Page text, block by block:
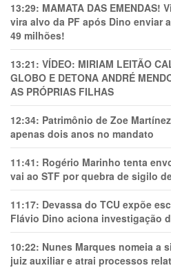
13:29: MAMATA DAS EMENDAS!
vira alvo da PF após Dino enviar
49 milhões!
13:21: VÍDEO: MIRIAM LEITÃO
GLOBO E DETONA ANDRÉ
AS PRÓPRIAS FILHAS
12:34: Patrimônio de Zoe
apenas dois anos no mandato
11:41: Rogério Marinho tenta
vai ao STF por quebra de sigilo
11:17: Devassa do TCU expõe
Flávio Dino aciona investigação
10:22: Nunes Marques nomeia a
juiz auxiliar e atrai processos